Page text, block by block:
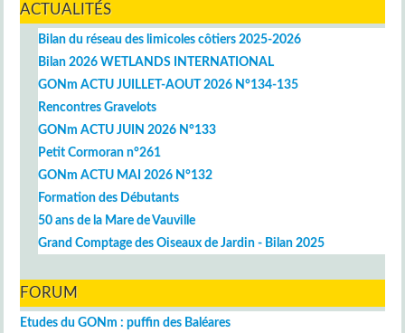
ACTUALITÉS
Bilan du réseau des limicoles côtiers 2025-2026
Bilan 2026 WETLANDS INTERNATIONAL
GONm ACTU JUILLET-AOUT 2026 N°134-135
Rencontres Gravelots
GONm ACTU JUIN 2026 N°133
Petit Cormoran n°261
GONm ACTU MAI 2026 N°132
Formation des Débutants
50 ans de la Mare de Vauville
Grand Comptage des Oiseaux de Jardin - Bilan 2025
FORUM
Etudes du GONm : puffin des Baléares